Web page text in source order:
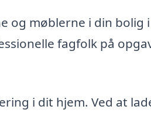
og møblerne i din bolig i
fagfolk på
i dit hjem. Ved at